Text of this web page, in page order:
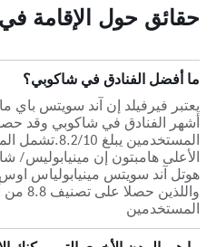
حقائق حول الإقامة
ما أفضل الفنادق في شاكوبي؟
يعتبر فيرفيلد إن آند سويتس باي
المستخدمين
الأعلى هامبتون إن
هوتل آند سويتس مينيابولياس
المستخدمين